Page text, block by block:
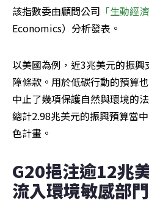
該指數委由顧問公司 「生動經
Economics）分析發表。
以美國為例，近3兆美元的振
障條款。用於低碳行動的預算
中止了幾項保護自然與環境的
總計2.98兆美元的振興預算當
色計畫。
G20挹注逾12兆
流入環境敏感部門